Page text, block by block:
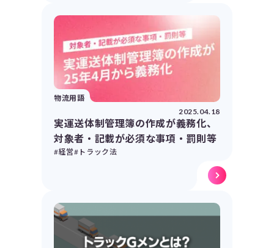
物流用語
2025.04.18
実運送体制管理簿の作成が義務化、
対象者・記載が必須な事項・罰則等
#経営#トラック法